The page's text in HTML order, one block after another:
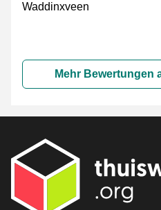
Waddinxveen
Mehr Bewertungen